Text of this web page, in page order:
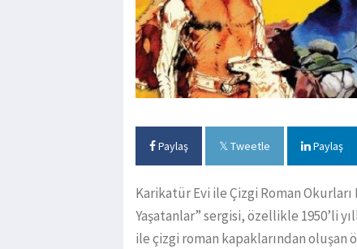
Paylaş Tweetle Paylaş
Karikatür Evi ile Çizgi Roman
Yaşatanlar” sergisi, özellikle 1950’li
ile çizgi roman kapaklarından oluşan